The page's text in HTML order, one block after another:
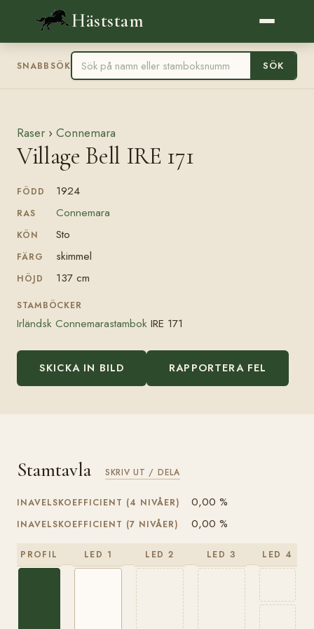
Häststam
SNABBSÖK SÖK
Raser › Connemara
Village Bell IRE 171
FÖDD 1924
RAS Connemara
KÖN Sto
FÄRG skimmel
HÖJD 137 cm
STAMBÖCKER
Irländsk Connemarastambok IRE 171
SKICKA IN BILD RAPPORTERA FEL
Stamtavla SKRIV UT / DELA
INAVELSKOEFFICIENT (4 NIVÅER) 0,00 %
INAVELSKOEFFICIENT (7 NIVÅER) 0,00 %
PROFIL LED 1 LED 2 LED 3 LED 4